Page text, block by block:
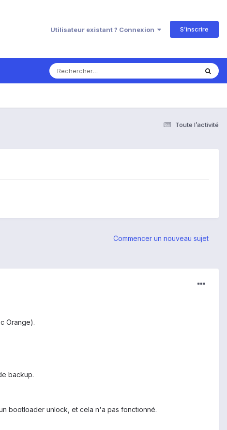
Utilisateur existant ? Connexion S’inscrire
Toute l’activité
Commencer un nouveau sujet
Orange).
backup.
bootloader unlock, et cela n'a pas fonctionné.